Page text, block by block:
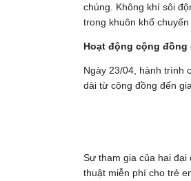
chúng. Không khí sôi
trong khuôn khổ chuyến
Hoạt động cộng đồng
Ngày 23/04, hành trình
dài từ cộng đồng đến
Sự tham gia của hai
thuật miễn phí cho trẻ